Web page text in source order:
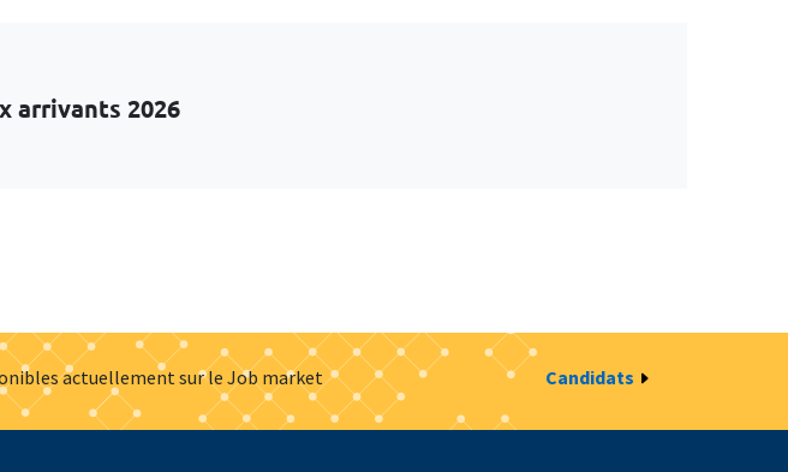
arrivants 2026
actuellement sur le Job market Candidats